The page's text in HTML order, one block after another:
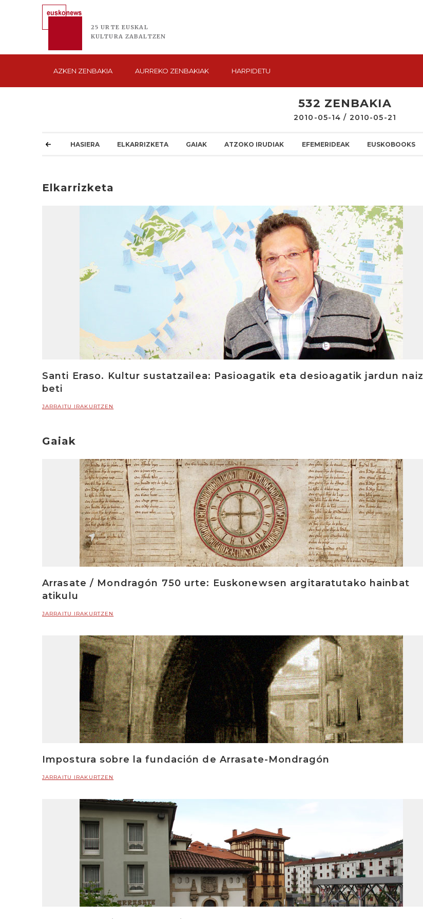
25 URTE EUSKAL
KULTURA ZABALTZEN
AZKEN ZENBAKIA AURREKO ZENBAKIAK HARPIDETU
532 ZENBAKIA
2010-05-14 / 2010-05-21
HASIERA ELKARRIZKETA GAIAK ATZOKO IRUDIAK EFEMERIDEAK EUSKOBOOKS
Elkarrizketa
Santi Eraso. Kultur sustatzailea: Pasioagatik eta desioagatik jardun naiz
beti
JARRAITU IRAKURTZEN
Gaiak
Arrasate / Mondragón 750 urte: Euskonewsen argitaratutako hainbat
atikulu
JARRAITU IRAKURTZEN
Impostura sobre la fundación de Arrasate-Mondragón
JARRAITU IRAKURTZEN